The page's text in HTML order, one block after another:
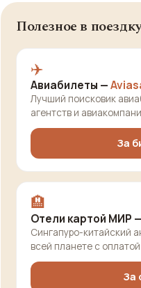
Полезное в
✈️
Авиабилеты —
Лучший поисковик
агентств и
За
🏨
Отели картой МИР —
Сингапуро-китайский
всей планете с
За